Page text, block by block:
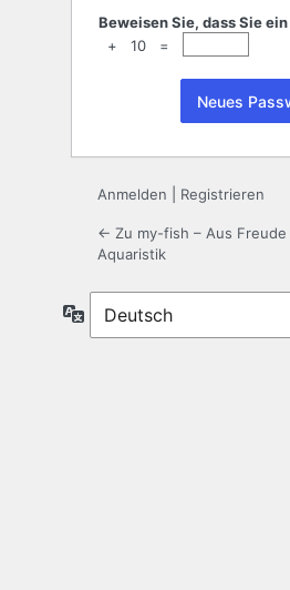
Beweisen Sie, dass Sie
+ 10 =
Anmelden Registrieren
← Zu my-fish – Aus Freude
Aquaristik
Sprache